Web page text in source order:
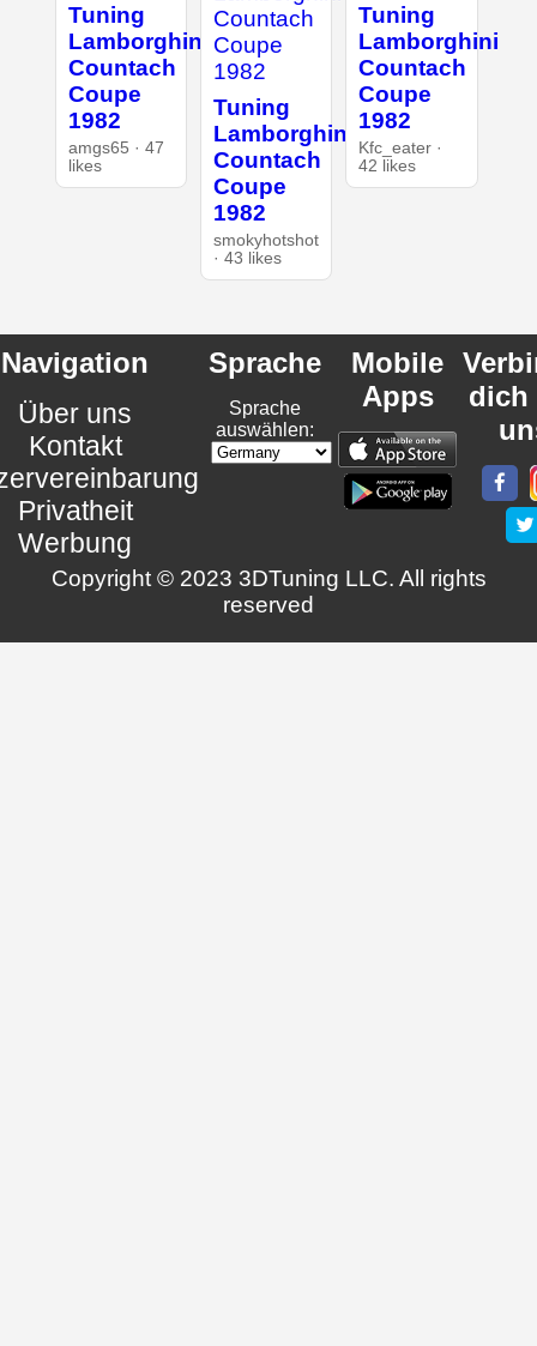
Tuning
Lamborghini
Countach
Coupe
1982
amgs65 · 47
likes
Tuning
Lamborghini
Countach
Coupe
1982
smokyhotshot
· 43 likes
Tuning
Lamborghini
Countach
Coupe
1982
Kfc_eater ·
42 likes
Navigation
Über uns
Kontakt
Privatheit
Werbung
Sprache
Sprache
auswählen:
Mobile
Apps
dich
Copyright © 2023 3DTuning LLC. All rights
reserved